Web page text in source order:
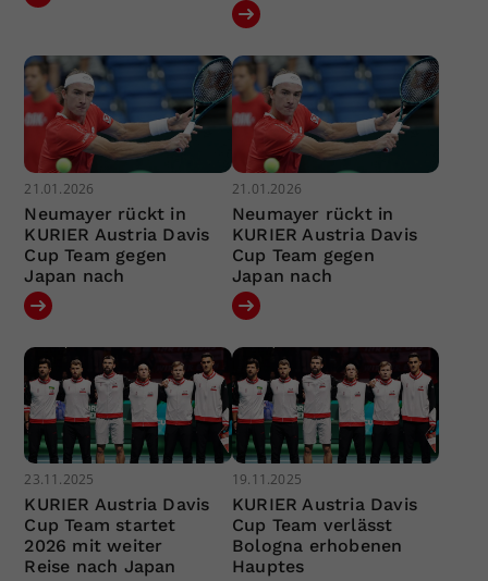
21.01.2026
Neumayer rückt in
KURIER Austria Davis
Cup Team gegen
Japan nach
21.01.2026
Neumayer rückt in
KURIER Austria Davis
Cup Team gegen
Japan nach
23.11.2025
KURIER Austria Davis
Cup Team startet
2026 mit weiter
Reise nach Japan
19.11.2025
KURIER Austria Davis
Cup Team verlässt
Bologna erhobenen
Hauptes